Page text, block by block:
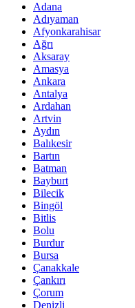
Adana
Adıyaman
Afyonkarahisar
Ağrı
Aksaray
Amasya
Ankara
Antalya
Ardahan
Artvin
Aydın
Balıkesir
Bartın
Batman
Bayburt
Bilecik
Bingöl
Bitlis
Bolu
Burdur
Bursa
Çanakkale
Çankırı
Çorum
Denizli